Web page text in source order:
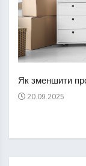
Як зменшити
20.09.2025